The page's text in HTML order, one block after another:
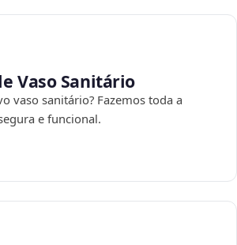
Vaso Sanitário
vaso sanitário? Fazemos toda a
e funcional.